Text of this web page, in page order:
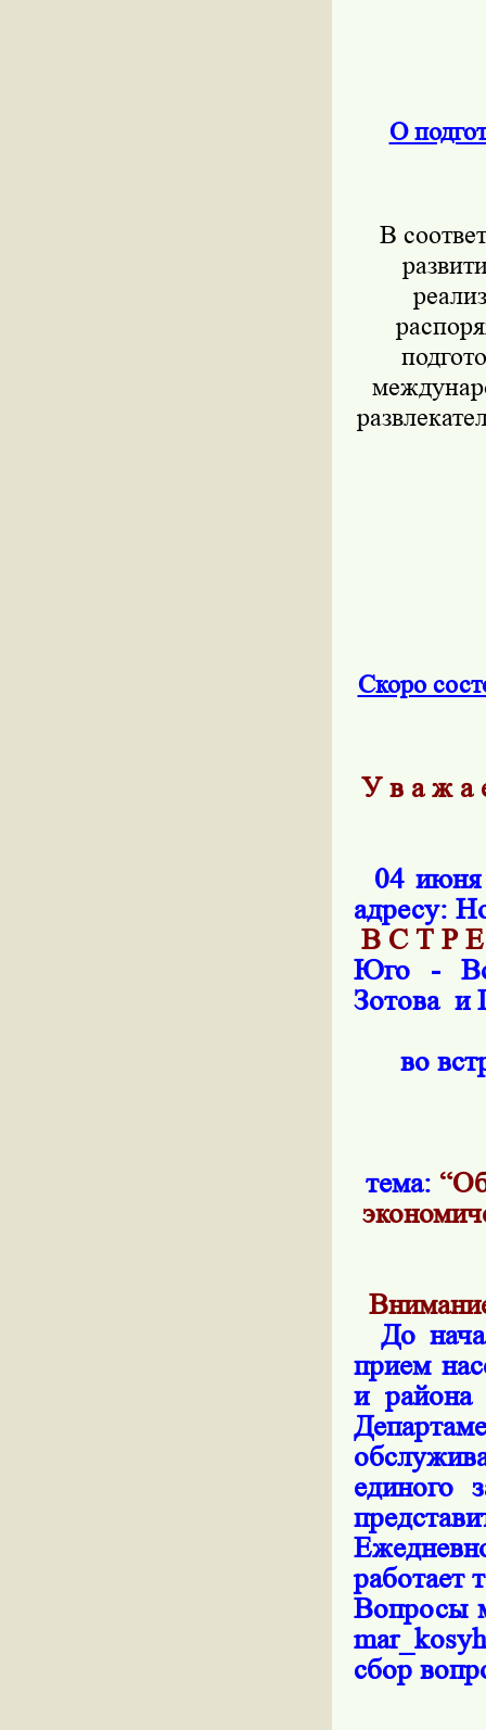
О
В
Скоро
У в а ж а
04 июня
адресу:
В С Т Р
Юго -
Зотова и
во
тема:
До
прием
и района
единого
работает
Вопросы
сбор